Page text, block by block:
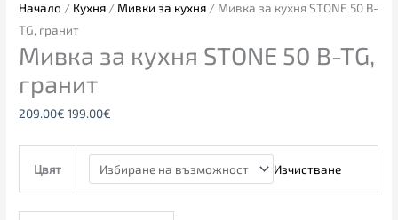
Начало / Кухня / Мивки за кухня / Мивка за кухня STONE 50 B-
TG, гранит
Мивка за кухня STONE 50 B-TG,
гранит
209.00€199.00€
Цвят Изчистване